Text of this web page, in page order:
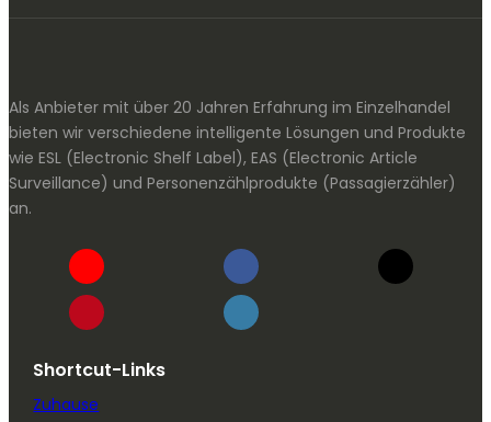
Als Anbieter mit über 20 Jahren Erfahrung im Einzelhandel
bieten wir verschiedene intelligente Lösungen und Produkte
wie ESL (Electronic Shelf Label), EAS (Electronic Article
Surveillance) und Personenzählprodukte (Passagierzähler)
an.
Shortcut-Links
Zuhause